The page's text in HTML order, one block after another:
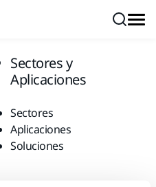
Sectores y
Aplicaciones
Sectores
Aplicaciones
Soluciones